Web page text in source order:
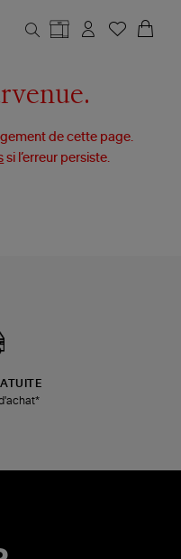
de cette page.
si l’erreur persiste.